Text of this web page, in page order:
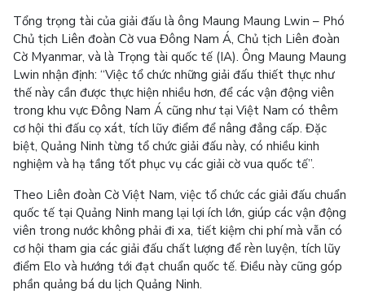
Tổng trọng tài của giải đấu là ông Maung Maung Lwin – Phó
Chủ tịch Liên đoàn Cờ vua Đông Nam Á, Chủ tịch Liên đoàn
Cờ Myanmar, và là Trọng tài quốc tế (IA). Ông Maung Maung
Lwin nhận định: “Việc tổ chức những giải đấu thiết thực như
thế này cần được thực hiện nhiều hơn, để các vận động viên
trong khu vực Đông Nam Á cũng như tại Việt Nam có thêm
cơ hội thi đấu cọ xát, tích lũy điểm để nâng đẳng cấp. Đặc
biệt, Quảng Ninh từng tổ chức giải đấu này, có nhiều kinh
nghiệm và hạ tầng tốt phục vụ các giải cờ vua quốc tế”.
Theo Liên đoàn Cờ Việt Nam, việc tổ chức các giải đấu chuẩn
quốc tế tại Quảng Ninh mang lại lợi ích lớn, giúp các vận động
viên trong nước không phải đi xa, tiết kiệm chi phí mà vẫn có
cơ hội tham gia các giải đấu chất lượng để rèn luyện, tích lũy
điểm Elo và hướng tới đạt chuẩn quốc tế. Điều này cũng góp
phần quảng bá du lịch Quảng Ninh.